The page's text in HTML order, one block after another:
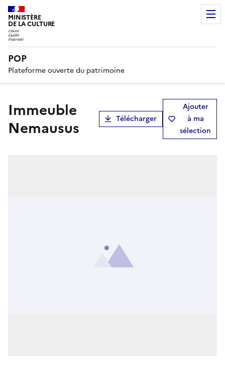
MINISTÈRE
DE LA CULTURE
POP
Plateforme ouverte du patrimoine
immeuble
Nemausus
Télécharger
Ajouter
à ma
sélection